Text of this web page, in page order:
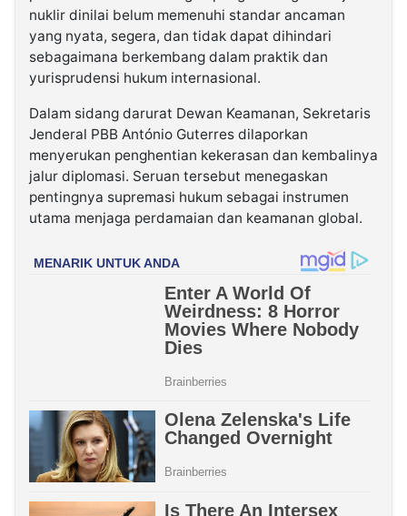
nuklir dinilai belum memenuhi standar ancaman
yang nyata, segera, dan tidak dapat dihindari
sebagaimana berkembang dalam praktik dan
yurisprudensi hukum internasional.
Dalam sidang darurat Dewan Keamanan, Sekretaris
Jenderal PBB António Guterres dilaporkan
menyerukan penghentian kekerasan dan kembalinya
jalur diplomasi. Seruan tersebut menegaskan
pentingnya supremasi hukum sebagai instrumen
utama menjaga perdamaian dan keamanan global.